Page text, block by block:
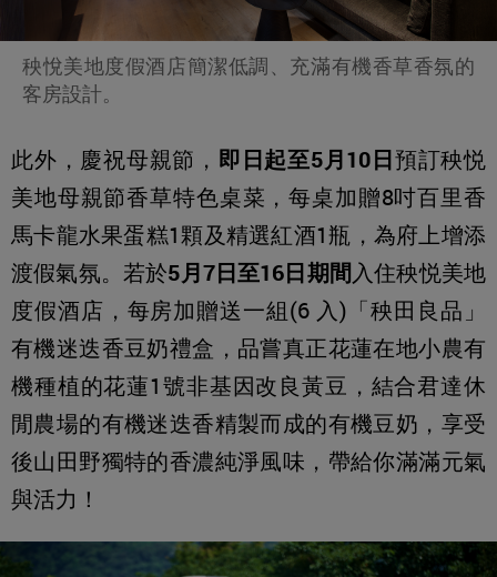
秧悅美地度假酒店簡潔低調、充滿有機香草香氛的
客房設計。
此外，慶祝母親節， 即日起至5月10日預訂秧悦
美地母親節香草特色桌菜，每桌加贈8吋百里香
馬卡龍水果蛋糕1顆及精選紅酒1瓶，為府上增添
渡假氣氛。若於5月7日至16日期間入住秧悦美地
度假酒店，每房加贈送一組(6 入)「秧田良品」
有機迷迭香豆奶禮盒，品嘗真正花蓮在地小農有
機種植的花蓮1號非基因改良黃豆，結合君達休
閒農場的有機迷迭香精製而成的有機豆奶，享受
後山田野獨特的香濃純淨風味，帶給你滿滿元氣
與活力！